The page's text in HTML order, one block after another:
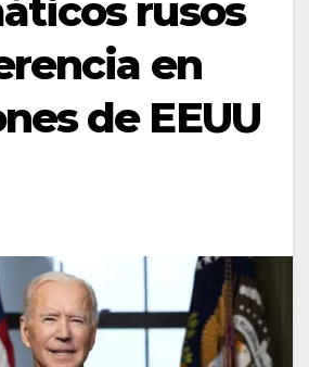
rusos
en
de EEUU